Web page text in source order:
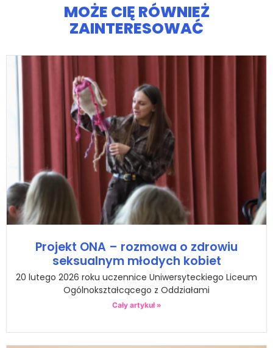
MOŻE CIĘ RÓWNIEŻ
ZAINTERESOWAĆ
Projekt ONA – rozmowa o zdrowiu
seksualnym młodych kobiet
20 lutego 2026 roku uczennice Uniwersyteckiego Liceum
Ogólnokształcącego z Oddziałami
Cały artykuł »